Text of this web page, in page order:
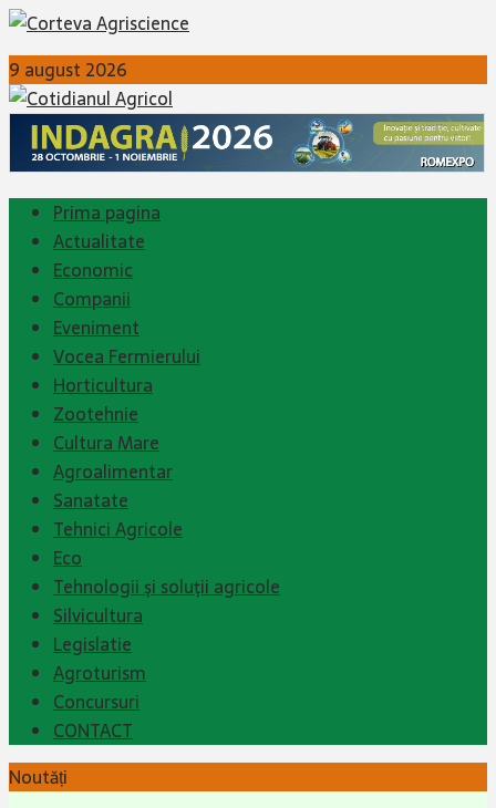
9 august 2026
Prima pagina
Actualitate
Economic
Companii
Eveniment
Vocea Fermierului
Horticultura
Zootehnie
Cultura Mare
Agroalimentar
Sanatate
Tehnici Agricole
Eco
Tehnologii şi soluţii agricole
Silvicultura
Legislatie
Agroturism
Concursuri
CONTACT
Noutăți